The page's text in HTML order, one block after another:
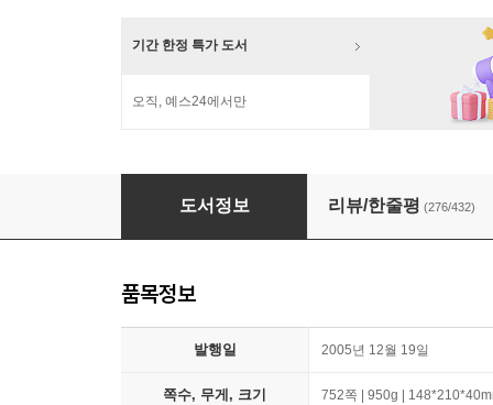
기간 한정 특가 도서
오직, 예스24에서만
총, 균, 쇠
도서정보 리뷰/한줄평 (276/432)
품목정보
발행일 2005년 12월 19일
쪽수, 무게, 크기 752쪽 | 950g |